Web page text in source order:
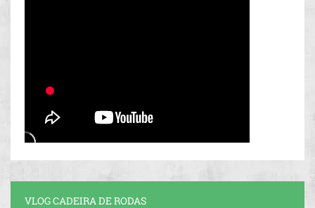
VLOG CADEIRA DE RODAS